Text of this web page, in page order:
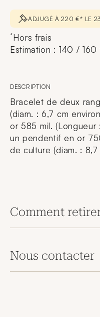
ADJUGÉ À 220 €* LE
*Hors frais
Estimation : 140 / 160
DESCRIPTION
Bracelet de deux
(diam. : 6,7 cm
or 585 mil. (Longueur
un pendentif en or
de culture (diam. : 8,7
Comment
Nous contacter